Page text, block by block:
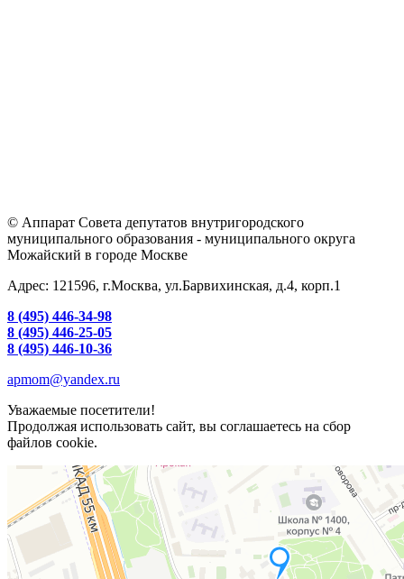
© Аппарат Совета депутатов внутригородского
муниципального образования - муниципального округа
Можайский в городе Москве
Адрес: 121596, г.Москва, ул.Барвихинская, д.4, корп.1
8 (495) 446-34-98
8 (495) 446-25-05
8 (495) 446-10-36
apmom@yandex.ru
Уважаемые посетители!
Продолжая использовать сайт, вы соглашаетесь на сбор
файлов cookie.